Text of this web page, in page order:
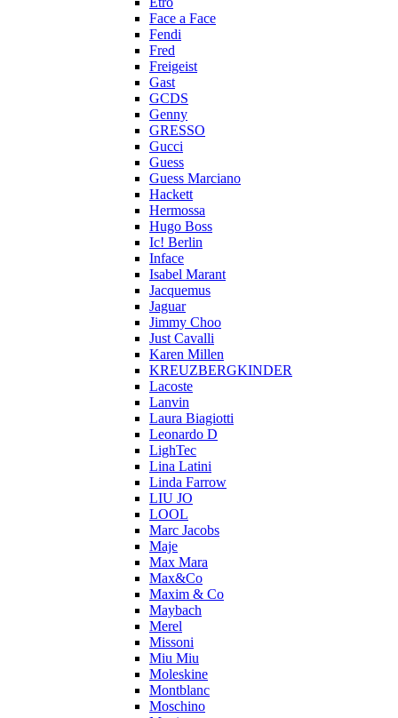
Face a Face
Fendi
Fred
Freigeist
Gast
GCDS
Genny
GRESSO
Gucci
Guess
Guess Marciano
Hackett
Hermossa
Hugo Boss
Ic! Berlin
Inface
Isabel Marant
Jacquemus
Jaguar
Jimmy Choo
Just Cavalli
Karen Millen
KREUZBERGKINDER
Lacoste
Lanvin
Laura Biagiotti
Leonardo D
LighTec
Lina Latini
Linda Farrow
LIU JO
LOOL
Marc Jacobs
Maje
Max Mara
Max&Co
Maxim & Co
Maybach
Merel
Missoni
Miu Miu
Moleskine
Montblanc
Moschino